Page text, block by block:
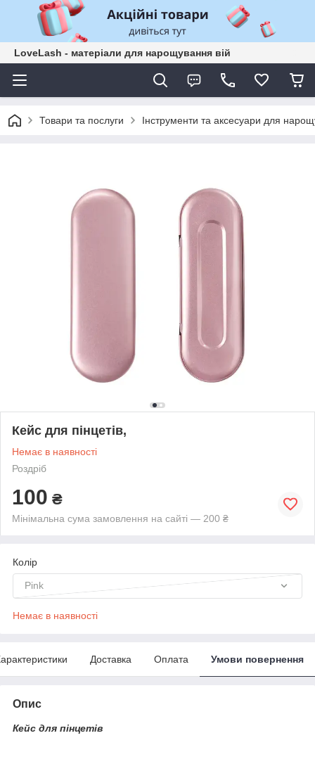
LoveLash - матеріали для нарощування вій
Товари та послуги Інструменти та аксесуари для
Кейс для пінцетів,
Немає в наявності
Роздріб
100 ₴
Мінімальна сума замовлення на сайті — 200 ₴
Колір
Pink
Немає в наявності
Доставка Оплата Умови повернення
Опис
Кейс для пінцетів